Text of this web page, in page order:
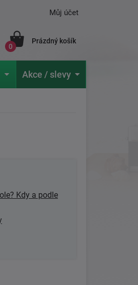
Můj účet
0
Prázdný košík
Akce / slevy
Kdy a podle